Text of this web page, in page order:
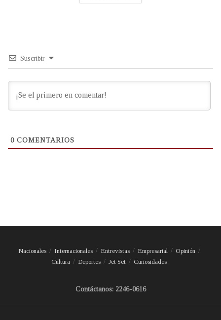
Suscribir
0 COMENTARIOS
Nacionales Internacionales Entrevistas Empresarial
Opinión
Cultura
Deportes Jet Set Curiosidades
Contáctanos: 2246-0616